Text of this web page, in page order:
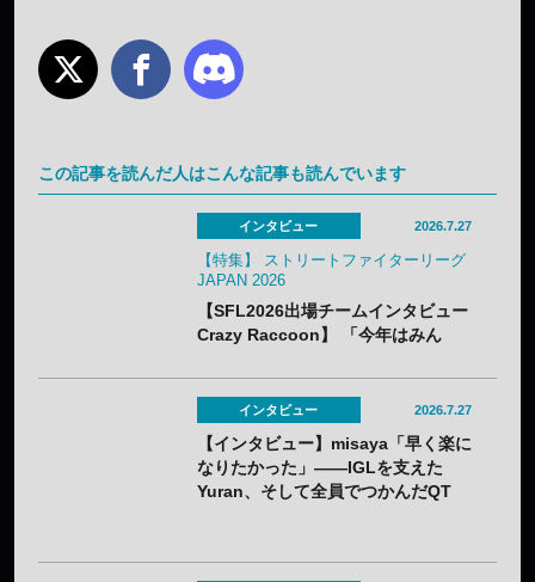
この記事を読んだ人はこんな記事も読んでいます
インタビュー 2026.7.27
【特集】 ストリートファイターリーグ
JAPAN 2026
【SFL2026出場チームインタビュー
Crazy Raccoon】 「今年はみん
Shuto、かずのこ、ボンちゃんが狙
う3年目の優勝のカギとは
インタビュー 2026.7.27
【インタビュー】misaya「早く楽に
なりたかった」——IGLを支えた
Yuran、そして全員でつかんだQT